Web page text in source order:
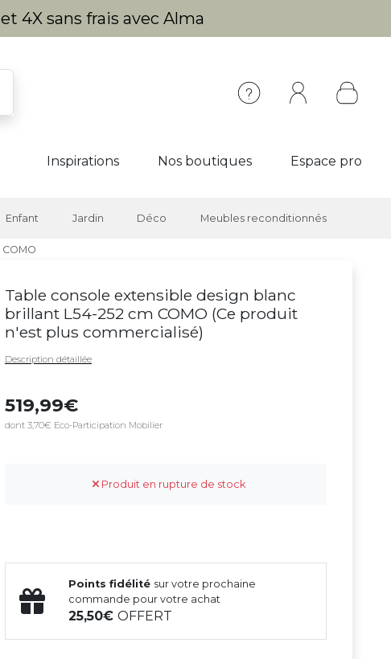
4X sans frais avec Alma
Inspirations Nos boutiques Espace pro
Enfant Jardin Déco Meubles reconditionnés
Table console extensible design blanc
brillant L54-252 cm COMO (Ce produit
n'est plus commercialisé)
Description détaillée
519,99
dont 3,70€ Eco-Participation Mobilier
Produit en rupture de stock
Points fidélité sur votre prochaine
commande pour votre achat
25,50OFFERT